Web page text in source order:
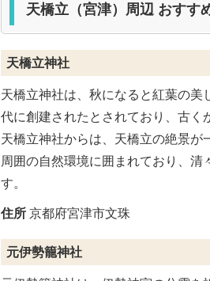
天橋立（宮津）周辺 おすす
天橋立神社
天橋立神社は、秋になると紅葉の
代に創建されたとされており、古く
天橋立神社からは、天橋立の絶景
周囲の自然環境に囲まれており、
す。
住所 京都府宮津市文珠
元伊勢籠神社